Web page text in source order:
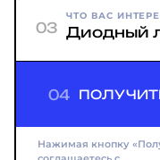
03
ЧТО ВАС
04
Нажимая кнопку